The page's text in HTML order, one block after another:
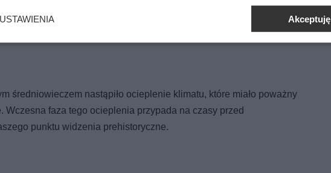
- klimat nieco cieplejszy, z chłodniejszymi okresami. Następuje rozwój
średniowieczem nastąpiło ocieplenie klimatu, które miało poważny
faza tego ocieplenia przypada na czasy przed
punktu widzenia prehistoryczne.
USTAWIENIA Akceptuję